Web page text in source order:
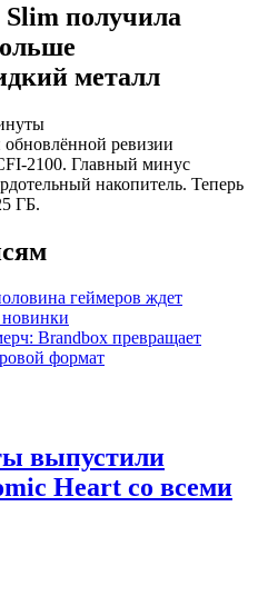
Slim получила
металл
ревизии
2100. Главный минус
накопитель. Теперь
ГБ.
геймеров ждет
новинки
Brandbox превращает
формат
выпустили
Heart со всеми